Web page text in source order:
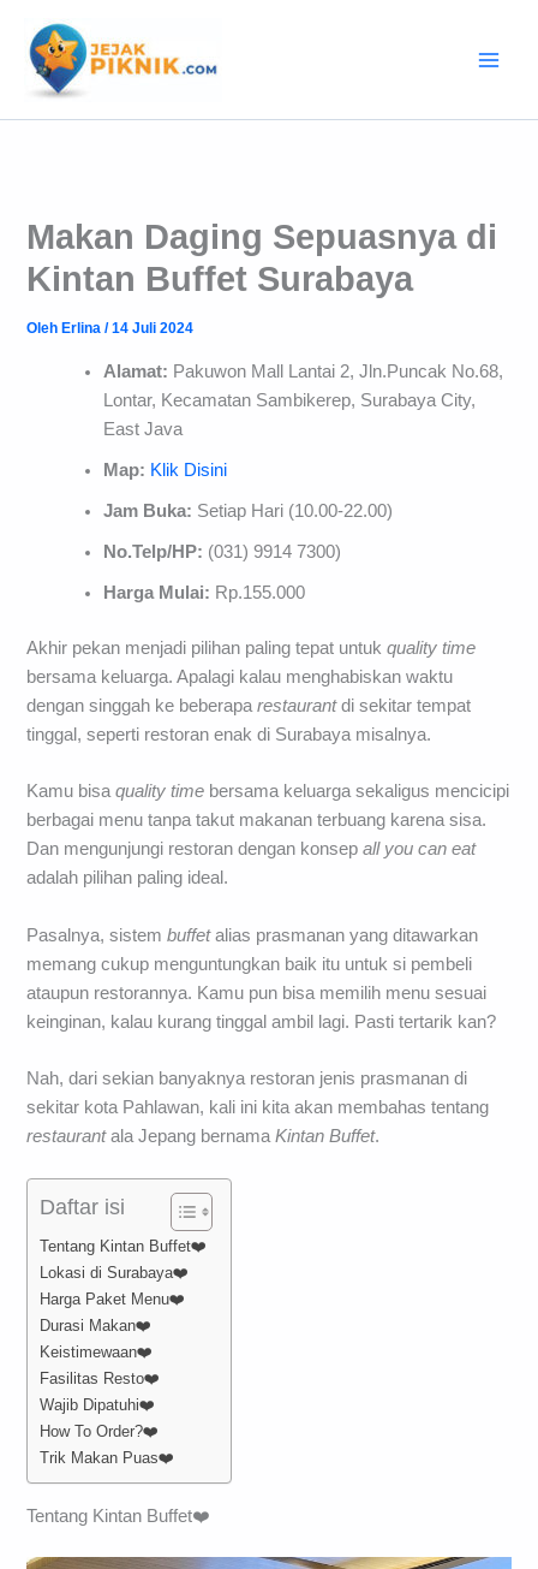
konten
Makan Daging Sepuasnya di
Kintan Buffet Surabaya
Oleh Erlina/14 Juli 2024
Alamat: Pakuwon Mall Lantai 2, Jln.Puncak No.68,
Lontar, Kecamatan Sambikerep, Surabaya City,
East Java
Map: Klik Disini
Jam Buka: Setiap Hari (10.00-22.00)
No.Telp/HP: (031) 9914 7300)
Harga Mulai: Rp.155.000
Akhir pekan menjadi pilihan paling tepat untukquality time
bersama keluarga. Apalagi kalau menghabiskan waktu
dengan singgah ke beberaparestaurantdi sekitar tempat
tinggal, seperti restoran enak di Surabaya misalnya.
Kamu bisaquality time bersama keluarga sekaligus mencicipi
berbagai menu tanpa takut makanan terbuang karena sisa.
Dan mengunjungi restoran dengan konsepall you can eat
adalah pilihan paling ideal.
Pasalnya, sistembuffetalias prasmanan yang ditawarkan
memang cukup menguntungkan baik itu untuk si pembeli
ataupun restorannya. Kamu pun bisa memilih menu sesuai
keinginan, kalau kurang tinggal ambil lagi. Pasti tertarik kan?
Nah, dari sekian banyaknya restoran jenis prasmanan di
sekitar kota Pahlawan, kali ini kita akan membahas tentang
restaurantala Jepang bernamaKintan Buffet.
Daftar isi
Tentang Kintan Buffet❤️
Lokasi di Surabaya❤️
Harga Paket Menu❤️
Durasi Makan❤️
Keistimewaan❤️
Fasilitas Resto❤️
Wajib Dipatuhi❤️
How To Order?❤️
Trik Makan Puas❤️
Tentang Kintan Buffet❤️